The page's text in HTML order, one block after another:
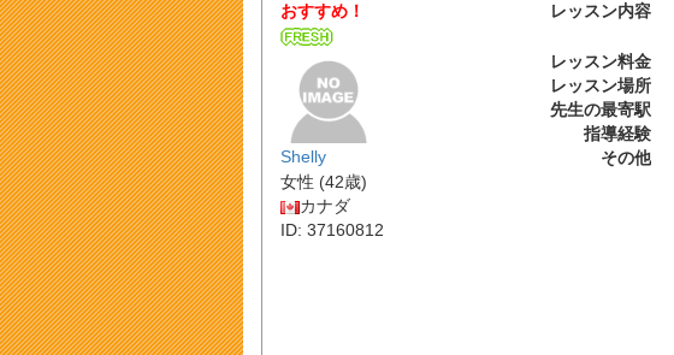
おすすめ！
Shelly
女性 (42歳)
カナダ
ID: 37160812
レッスン内容
レッスン料金
レッスン場所
先生の最寄駅
指導経験
その他